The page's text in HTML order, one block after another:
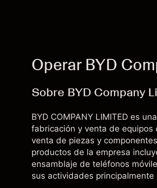
Operar BYD
Sobre BYD Company
BYD COMPANY LIMITED es
fabricación y venta de
venta de piezas y
productos de la empresa
ensamblaje de teléfonos
sus actividades